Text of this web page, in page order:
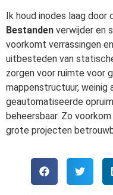
Ik houd inodes laag door
Bestanden verwijder en
voorkomt verrassingen
uitbesteden van
zorgen voor ruimte voor
mappenstructuur,
geautomatiseerde
beheersbaar. Zo voorkom
grote projecten